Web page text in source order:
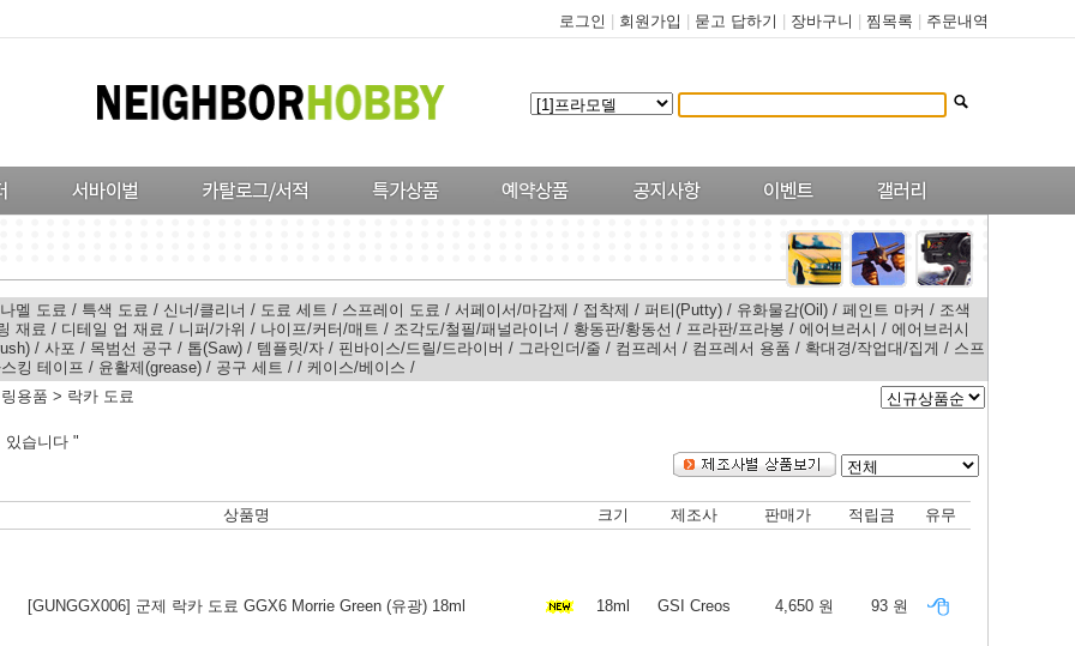
로그인 회원가입 묻고 답하기 장바구니 찜목록 주문내역
멜 도료 / 특색 도료 / 신너/클리너 / 도료 세트 / 스프레이 도료 / 서페이서/마감제 / 접착제 / 퍼티(Putty) / 유화물감(Oil) / 페인트 마커 / 조색
재료 / 디테일 업 재료 / 니퍼/가위 / 나이프/커터/매트 / 조각도/철필/패널라이너 / 황동판/황동선 / 프라판/프라봉 / 에어브러시 / 에어브러시
/ 사포 / 목범선 공구 / 톱(Saw) / 템플릿/자 / 핀바이스/드릴/드라이버 / 그라인더/줄 / 컴프레서 / 컴프레서 용품 / 확대경/작업대/집게 / 스프
킹 테이프 / 윤활제(grease) / 공구 세트 / / 케이스/베이스 /
용품 > 락카 도료
있습니다 "
상품명 크기 제조사 판매가 적립금 유무
[GUNGGX006] 군제 락카 도료 GGX6 Morrie Green (유광) 18ml 18ml GSI Creos 4,650 원 93 원